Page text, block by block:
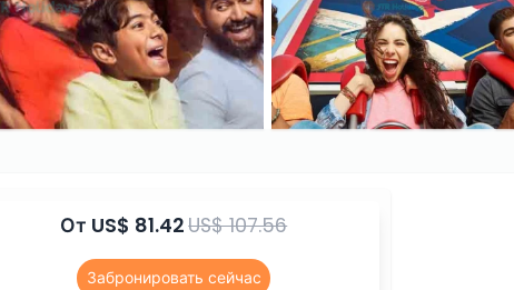
От US$ 81.42US$ 107.56
Забронировать сейчас